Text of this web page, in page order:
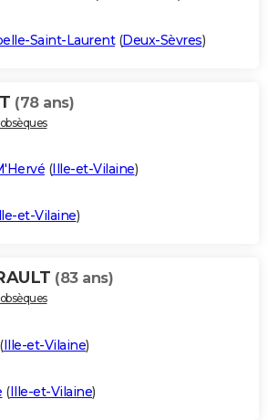
Saint-Laurent(Deux-Sèvres)
(78 ans)
(Ille-et-Vilaine)
et-Vilaine)
(83 ans)
(Ille-et-Vilaine)
(Ille-et-Vilaine)